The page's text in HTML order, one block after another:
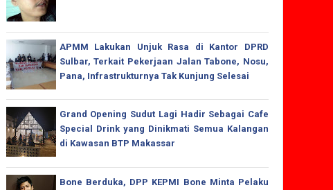
APMM Lakukan Unjuk Rasa di Kantor DPRD
Sulbar, Terkait Pekerjaan Jalan Tabone, Nosu,
Pana, Infrastrukturnya Tak Kunjung Selesai
Grand Opening Sudut Lagi Hadir Sebagai Cafe
Special Drink yang Dinikmati Semua Kalangan
di Kawasan BTP Makassar
Bone Berduka, DPP KEPMI Bone Minta Pelaku